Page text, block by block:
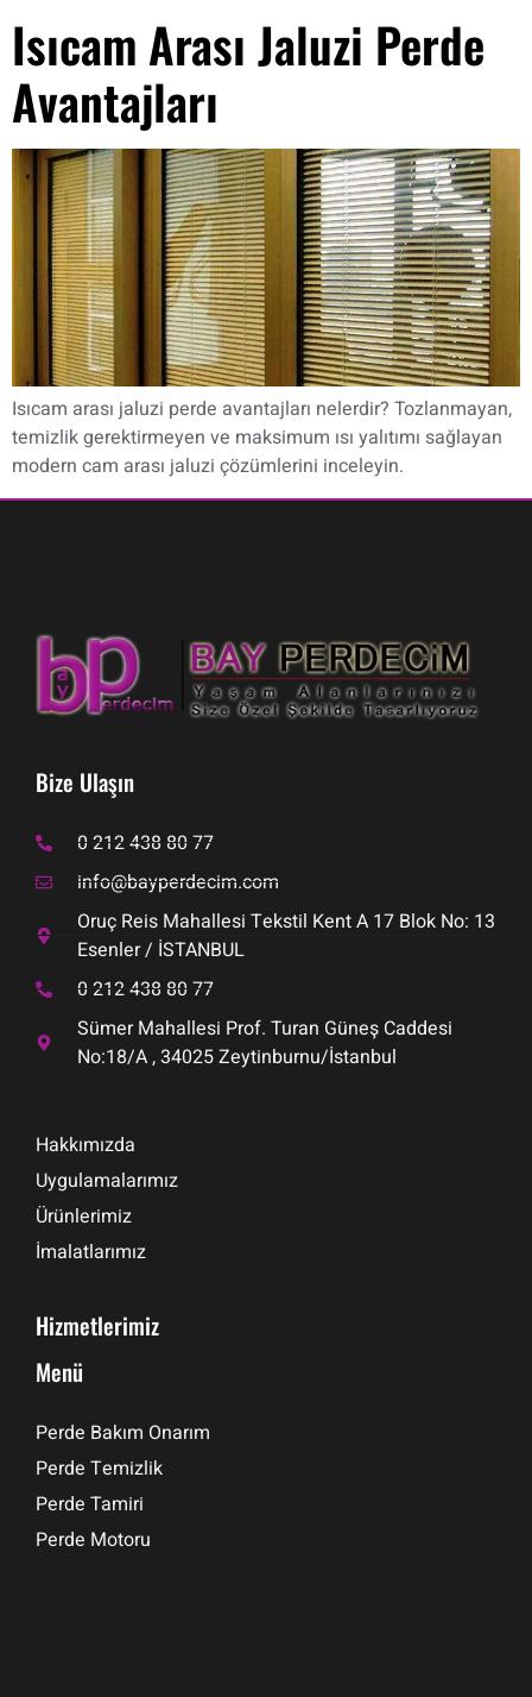
Isıcam Arası Jaluzi Perde
Avantajları
Isıcam arası jaluzi perde avantajları nelerdir? Tozlanmayan,
temizlik gerektirmeyen ve maksimum ısı yalıtımı sağlayan
modern cam arası jaluzi çözümlerini inceleyin.
Bize Ulaşın
0 212 438 80 77
info@bayperdecim.com
Oruç Reis Mahallesi Tekstil Kent A 17 Blok No: 13
Esenler / İSTANBUL
0 212 438 80 77
Sümer Mahallesi Prof. Turan Güneş Caddesi
No:18/A , 34025 Zeytinburnu/İstanbul
Hakkımızda
Uygulamalarımız
Ürünlerimiz
İmalatlarımız
Hizmetlerimiz
Menü
Perde Bakım Onarım
Perde Temizlik
Perde Tamiri
Perde Motoru